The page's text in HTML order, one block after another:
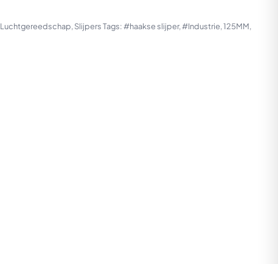
Luchtgereedschap, SlijpersTags:#haakse slijper,#Industrie,125MM,